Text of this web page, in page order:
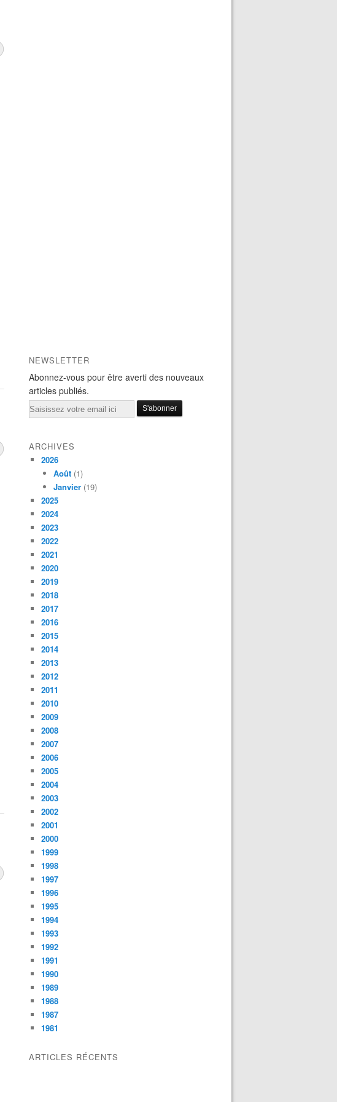
NEWSLETTER
Abonnez-vous pour être averti des nouveaux
articles publiés.
Email
ARCHIVES
2026
Août (1)
Janvier (19)
2025
2024
2023
2022
2021
2020
2019
2018
2017
2016
2015
2014
2013
2012
2011
2010
2009
2008
2007
2006
2005
2004
2003
2002
2001
2000
1999
1998
1997
1996
1995
1994
1993
1992
1991
1990
1989
1988
1987
1981
ARTICLES RÉCENTS